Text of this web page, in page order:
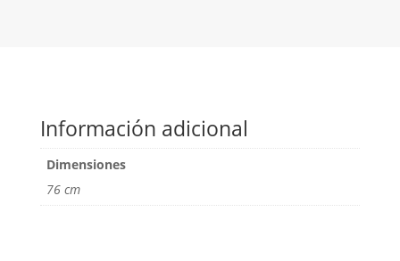
Información adicional
Dimensiones
76 cm